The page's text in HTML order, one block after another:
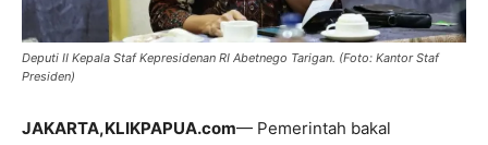
Deputi II Kepala Staf Kepresidenan RI Abetnego Tarigan. (Foto: Kantor Staf
Presiden)
JAKARTA,KLIKPAPUA.com— Pemerintah bakal